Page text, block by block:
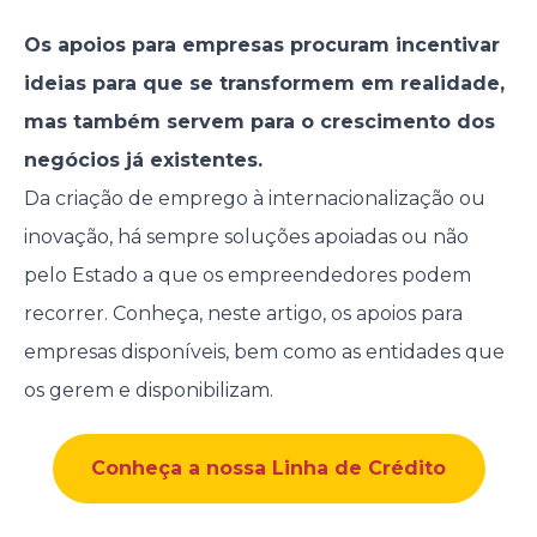
Os apoios para empresas procuram incentivar
ideias para que se transformem em realidade,
mas também servem para o crescimento dos
negócios já existentes.
Da criação de emprego à internacionalização ou
inovação, há sempre soluções apoiadas ou não
pelo Estado a que os empreendedores podem
recorrer. Conheça, neste artigo, os apoios para
empresas disponíveis, bem como as entidades que
os gerem e disponibilizam.
Conheça a nossa Linha de Crédito